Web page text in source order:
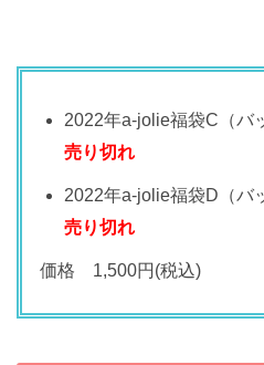
2022年a-jolie福袋C（バ
売り切れ
2022年a-jolie福袋D（バ
売り切れ
価格 1,500円(税込)